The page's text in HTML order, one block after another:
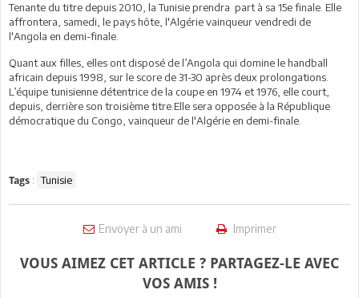
Tenante du titre depuis 2010, la Tunisie prendra part à sa 15e finale. Elle
affrontera, samedi, le pays hôte, l'Algérie vainqueur vendredi de
l'Angola en demi-finale.
Quant aux filles, elles ont disposé de l’Angola qui domine le handball
africain depuis 1998, sur le score de 31-30 après deux prolongations.
L’équipe tunisienne détentrice de la coupe en 1974 et 1976, elle court,
depuis, derrière son troisième titre.Elle sera opposée à la République
démocratique du Congo, vainqueur de l'Algérie en demi-finale.
Tags : Tunisie
Envoyer à un ami Imprimer
VOUS AIMEZ CET ARTICLE ? PARTAGEZ-LE AVEC
VOS AMIS !